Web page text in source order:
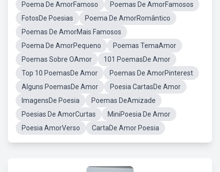
Poema De AmorFamoso
Poemas De AmorFamosos
FotosDe Poesias
Poema De AmorRomântico
Poemas De AmorMais Famosos
Poema De AmorPequeno
Poemas TemaAmor
Poemas Sobre OAmor
101 PoemasDe Amor
Top 10 PoemasDe Amor
Poemas De AmorPinterest
Alguns PoemasDe Amor
Poesia CartasDe Amor
ImagensDe Poesia
Poemas DeAmizade
Poesias De AmorCurtas
MiniPoesia De Amor
Poesia AmorVerso
CartaDe Amor Poesia